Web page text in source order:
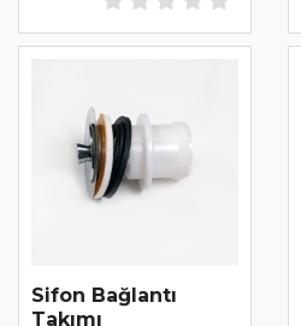
Sifon Bağlantı
Takımı